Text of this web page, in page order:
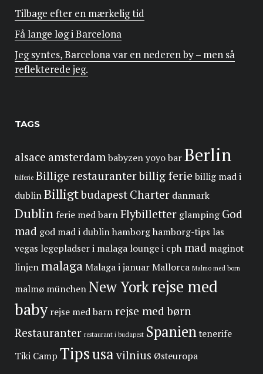
Tilbage efter en mærkelig tid
Få lange løg i Barcelona
Jeg syntes, Barcelona var en nederen by – men så
reflekterede jeg.
TAGS
alsace amsterdambabyzen yoyobarBerlin
bilferie Billige restauranterbillig ferie billig mad i
dublinBilligtbudapestCharter danmark
Dublin ferie med barnFlybilletter glamping God
mad god mad i dublinhamborghamborg-tips las
vegas legepladser i malaga lounge i cphmad maginot
linjenmalagaMalaga i januarMallorca Malmo med born
malmø münchenNew Yorkrejse med
baby rejse med barnrejse med børn
Restauranter restaurant i budapest Spanientenerife
Tiki Camp Tipsusavilnius Østeuropa